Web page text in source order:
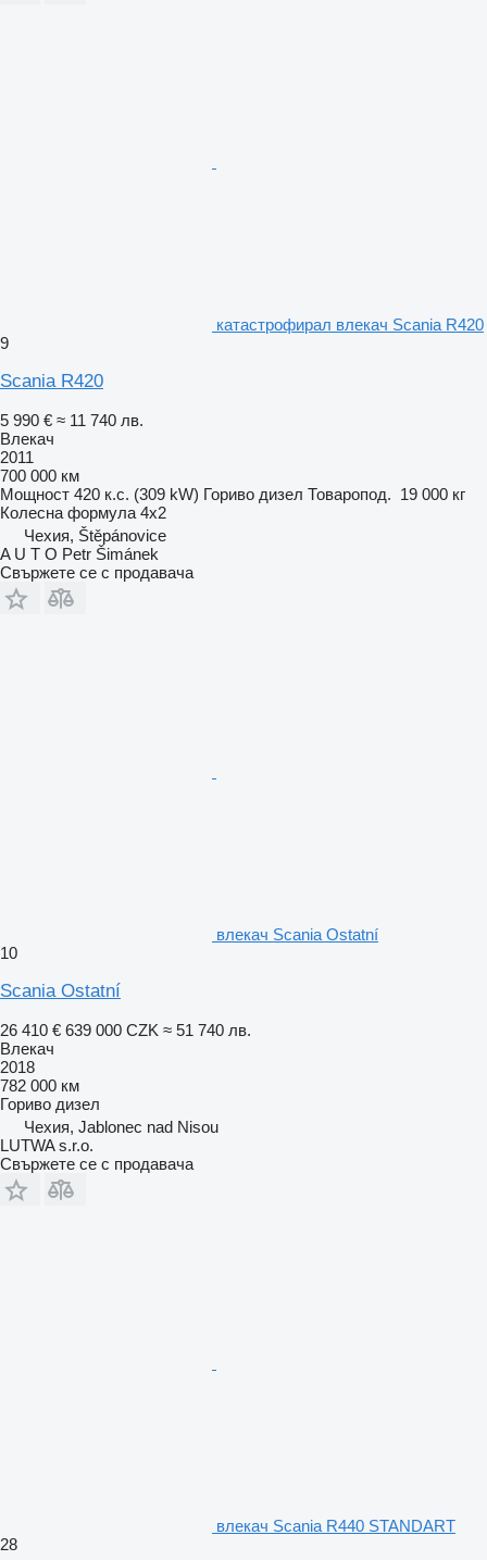
катастрофирал влекач Scania R420
9
Scania R420
5 990 € ≈ 11 740 лв.
Влекач
2011
700 000 км
Мощност 420 к.с. (309 kW) Гориво дизел Товаропод. 19 000 кг
Колесна формула 4x2
Чехия, Štěpánovice
A U T O Petr Šimánek
Свържете се с продавача
влекач Scania Ostatní
10
Scania Ostatní
26 410 € 639 000 CZK ≈ 51 740 лв.
Влекач
2018
782 000 км
Гориво дизел
Чехия, Jablonec nad Nisou
LUTWA s.r.o.
Свържете се с продавача
влекач Scania R440 STANDART
28